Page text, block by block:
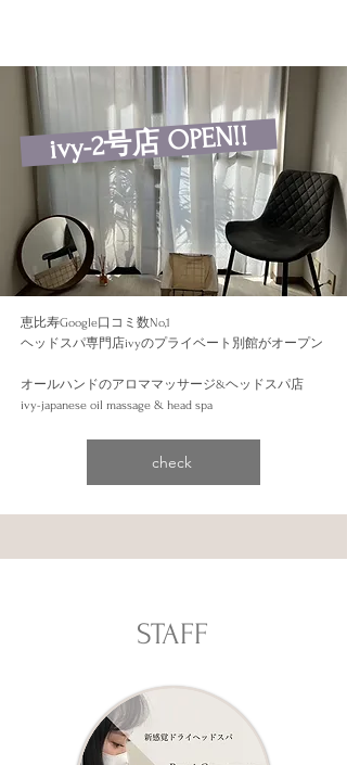
ivy-2号店 OPEN!!
恵比寿Google口コミ数No,1
ヘッドスパ専門店ivyのプライベート別館がオープン
​オールハンドのアロママッサージ&ヘッドスパ店
ivy-japanese oil massage & head spa
check
STAFF